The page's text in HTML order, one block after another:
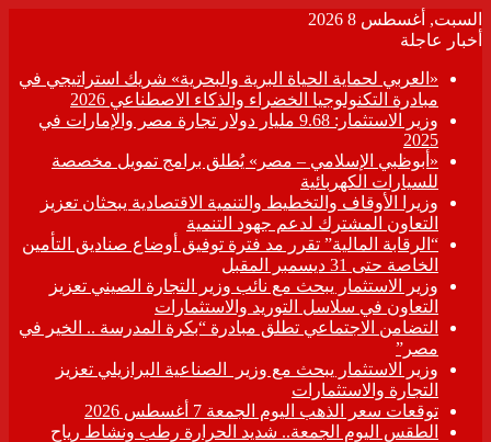
السبت, أغسطس 8 2026
أخبار عاجلة
«العربي لحماية الحياة البرية والبحرية» شريك استراتيجي في
مبادرة التكنولوجيا الخضراء والذكاء الاصطناعي 2026
وزير الاستثمار: 9.68 مليار دولار تجارة مصر والإمارات في
2025
«أبوظبي الإسلامي – مصر» يُطلق برامج تمويل مخصصة
للسيارات الكهربائية
وزيرا الأوقاف والتخطيط والتنمية الاقتصادية يبحثان تعزيز
التعاون المشترك لدعم جهود التنمية
“الرقابة المالية” تقرر مد فترة توفيق أوضاع صناديق التأمين
الخاصة حتى 31 ديسمبر المقبل
وزير الاستثمار يبحث مع نائب وزير التجارة الصيني تعزيز
التعاون في سلاسل التوريد والاستثمارات
التضامن الاجتماعي تطلق مبادرة “بكرة المدرسة .. الخير في
مصر”
وزير الاستثمار يبحث مع وزير الصناعية البرازيلي تعزيز
التجارة والاستثمارات
توقعات سعر الذهب اليوم الجمعة 7 أغسطس 2026
الطقس اليوم الجمعة.. شديد الحرارة رطب ونشاط رياح